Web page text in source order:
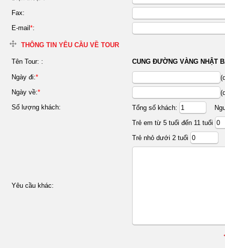
Fax:
E-mail *:
THÔNG TIN YÊU CẦU VỀ TOUR
Tên Tour: : CUNG ĐƯỜNG VÀNG NHẬT
Ngày đi:*
Ngày về:*
Số lượng khách:
Tổng số khách:
Trẻ em từ 5 tuổi đến 11 tuổi
Trẻ nhỏ dưới 2 tuổi
Yêu cầu khác: